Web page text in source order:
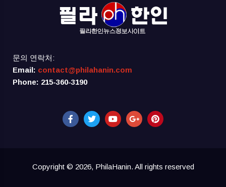
문의 연락처:
Email: contact@philahanin.com
Phone: 215-360-3190
Copyright © 2026, PhilaHanin. All rights reserved